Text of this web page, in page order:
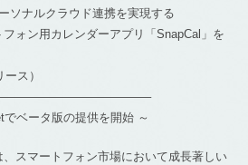
ソナルクラウド連携を実現する
レンダーアプリ「SnapCal」を
ス）
ベータ版の提供を開始 ～
スマートフォン市場において成長著しい